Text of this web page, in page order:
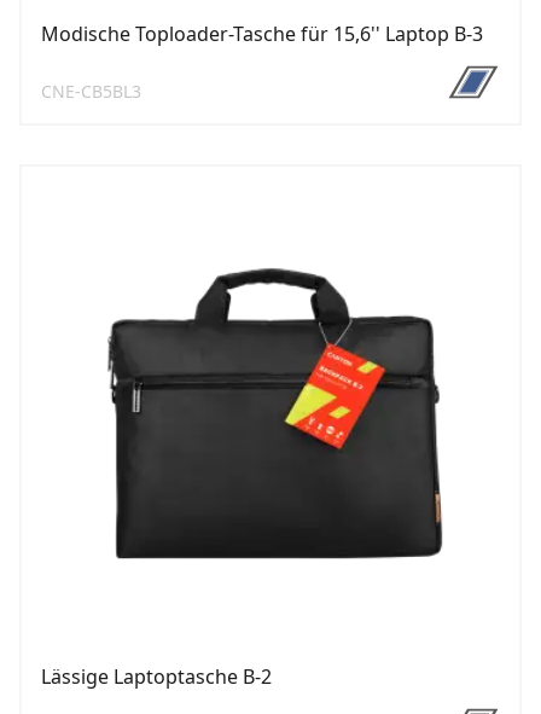
Modische Toploader-Tasche für 15,6'' Laptop B-3
CNE-CB5BL3
Lässige Laptoptasche B-2